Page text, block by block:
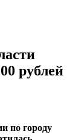
рублей
по городу